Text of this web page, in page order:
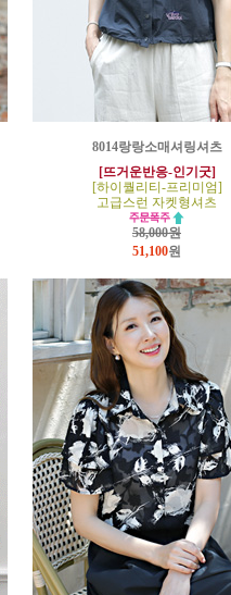
8014랑랑소매셔링셔츠
[뜨거운반응-인기굿]
[하이퀄리티-프리미엄]
고급스런 자켓형셔츠
58,000원
51,100원